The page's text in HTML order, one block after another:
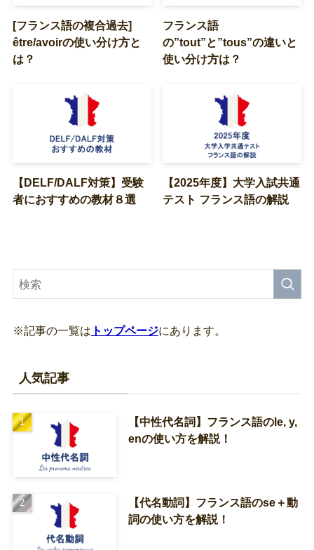
[フランス語の複合過去]
être/avoirの使い分け方と
は？
フランス語
の”tout”と”tous”の違いと
使い分け方は？
【DELF/DALF対策】受験
者におすすめの教材８選
【2025年度】大学入試共通
テスト フランス語の解説
※記事の一覧は トップページにあります。
人気記事
【中性代名詞】フランス語のle, y,
enの使い方を解説！
【代名動詞】フランス語のse＋動
詞の使い方を解説！